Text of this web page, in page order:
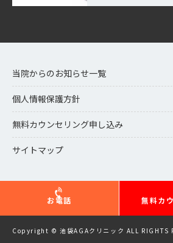
当院からのお知らせ一覧
個人情報保護方針
無料カウンセリング申し込み
サイトマップ
お電話 無料カ
Copyright © 池袋AGAクリニック ALL RIGHTS